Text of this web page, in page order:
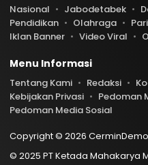
Nasional Jabodetabek
Pendidikan
Olahraga
Iklan Banner
Video Viral
Menu Informasi
Tentang Kami Redaksi
Kebijakan Privasi
Pedoman
Pedoman Media Sosial
Copyright © 2026
© 2025 PT Ketada Mahakarya